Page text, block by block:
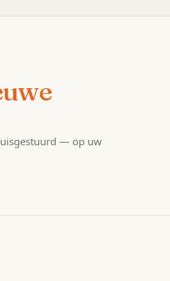
— op uw